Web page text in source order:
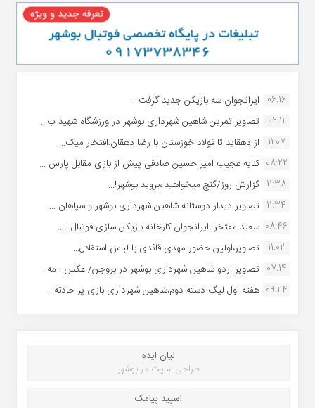
06:16 ایرانجوان سه بازیکن جدید گرفت...
02:11
تصاویر تمرین شاهین شهردارى بوشهر در ورزشگاه شهید ب...
11:07
از دهقاید تا فولاد خوزستان با رضا دهقان:افتخار میک...
08:22 کنایه عجیب امیر حسین صادقی پیش از بازی مقابل پارس ...
11:38 گزارش روز/گنج میخواهید ،بروید بوشهر!...
11:34 تصاویر دیدار دوستانه شاهین شهردارى بوشهر و سپاهان ...
08:46 سعید مفتخر :ایرانجوان کارخانه بازیکن سازی فوتبال ا...
11:02
تصاویر،اولین حضور مهدی قائدی با لباس استقلال...
07:14 تصاویر اردو شاهین شهرداری بوشهر در بروجن/ عکس : مه...
09:24 هفته اول لیگ دسته دوم،شاهین شهرداری بازی پر حادثه ...
لیان ایده
طراحی سایت در بوشهر
اسپید پیامک